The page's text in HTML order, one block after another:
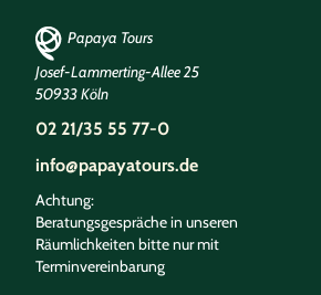
Papaya Tours
Josef-Lammerting-Allee 25
50933 Köln
02 21/35 55 77-0
info@papayatours.de
Achtung:
Beratungsgespräche in unseren
Räumlichkeiten bitte nur mit
Terminvereinbarung